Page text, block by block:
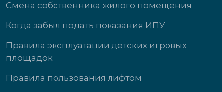
Смена собственника жилого помещения
Когда забыл подать показания ИПУ
Правила эксплуатации детских игровых
площадок
Правила пользования лифтом